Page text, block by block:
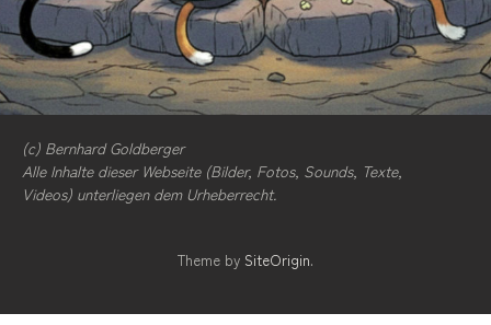
(c) Bernhard Goldberger
Alle Inhalte dieser Webseite (Bilder, Fotos, Sounds, Texte,
Videos) unterliegen dem Urheberrecht.
Theme by SiteOrigin.